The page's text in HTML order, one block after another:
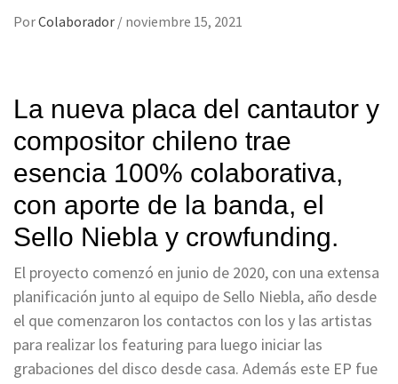
PorColaborador / noviembre 15, 2021
La nueva placa del cantautor y
compositor chileno trae
esencia 100% colaborativa,
con aporte de la banda, el
Sello Niebla y crowfunding.
El proyecto comenzó en junio de 2020, con una extensa
planificación junto al equipo de Sello Niebla, año desde
el que comenzaron los contactos con los y las artistas
para realizar los featuring para luego iniciar las
grabaciones del disco desde casa. Además este EP fue